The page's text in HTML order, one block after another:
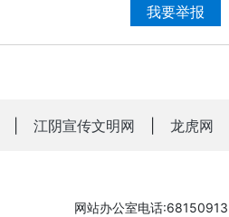
我要举报
江阴宣传文明网 龙虎网
网站办公室电话:68150913